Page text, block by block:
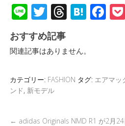
Li
n
e
T
wi
tt
er
T
hr
e
a
d
H
at
a
F
ac
o
おすすめ記事
関連記事はありません。
カテゴリー: FASHION タグ: エアマッ
ンド, 新モデル
← adidas Originals NMD R1 が2月24